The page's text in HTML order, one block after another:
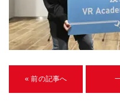
入学案内
受講生紹介
イベント
ブログ
« 前の記事へ